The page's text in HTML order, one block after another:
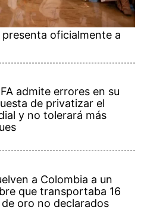
presenta oficialmente a
admite errores en su
de privatizar el
y no tolerará más
a Colombia a un
que transportaba 16
de oro no declarados